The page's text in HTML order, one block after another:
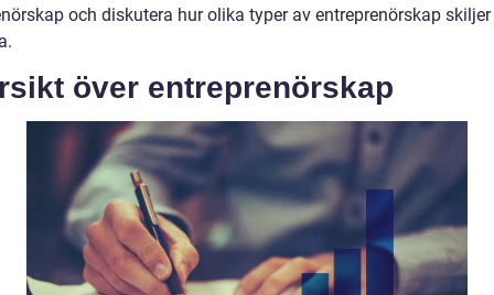
och diskutera hur olika typer av entreprenörskap
över entreprenörskap